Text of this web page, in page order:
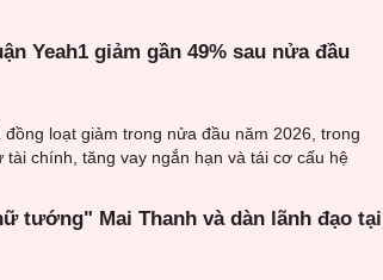
Yeah1 giảm gần 49% sau nửa đầu
loạt giảm trong nửa đầu năm 2026, trong
chính, tăng vay ngắn hạn và tái cơ cấu hệ
tướng" Mai Thanh và dàn lãnh đạo tại